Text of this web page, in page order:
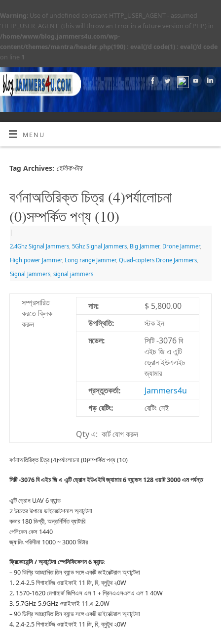
Warning: Use of undefined constant HTTP_USER_AGENT - assumed
'HTTP_USER_AGENT' (this will throw an Error in a future version of PHP) in
/home/www/blog.jammers4u.com/wp-
content/themes/mantra/header.php(190) : eval()'d code(1) : eval()'d code
on line 1
MENU
Tag Archives: হেলিকপ্টার
বর্ণনাঅতিরিক্ত চিত্র (4)পর্যালোচনা
(0)সম্পর্কিত পণ্য (10)
2.4Ghz Signal Jammers, 5Ghz Signal Jammers, Big Jammer, Drone Jammer,
High power Jammer, Long range Jammer, Quad-copters Drone Jammers,
Signal Jammers, signal jammers
সম্প্রসারিত
করতে ক্লিক
করুন
দাম:
$ 5,800.00
উপস্থিতি:
স্টক ইন
মডেল:
সিটি -3076 বি
এইচ জি এ এন্টি
ড্রোন ইউএএইচ
জ্যামার
প্রস্তুতকর্তা:
Jammers4u
গড় রেটিং:
রেটিং নেই
Qty এ: কার্ট যোগ করুন
বর্ণনাঅতিরিক্ত চিত্র (4)পর্যালোচনা (0)সম্পর্কিত পণ্য (10)
সিটি -3076 বি এইচ জি এ এন্টি ড্রোন ইউএইবি জ্যামার 6 ব্যান্ডস 128 ওয়াট 3000 এম পর্যন্ত
এন্টি ড্রোন UAV 6 ব্যান্ড
2 উচ্চতর উপায়ে ডাইরেক্টেশনাল অ্যান্টেনা
কভার 180 ডিগ্রী, অন্তর্নির্মিত ব্যাটারি
পেলিকেন কেস 1440
জ্যামিং পরিসীমা 1000 ~ 3000 মিটার
ফ্রিকোয়েন্সি / অ্যান্টেনা স্পেসিফিকেশন 6 ব্যান্ড:
– 90 ডিগ্রি আচ্ছাদিত তিন ব্যান্ড সঙ্গে একটি ডাইরেক্টরাল অ্যান্টেনা
1. 2.4-2.5 গিগাহার্টজ ওয়াইফাই 11 জি, বি, ব্লুটুথ ২0W
2. 1570-1620 মেগাহার্জ জিপিএস এল 1 + গ্রিনএএসএলএ এল 1 40W
3. 5.7GHz-5.9GHz ওয়াইফাই 11.এ 2.0W
– 90 ডিগ্রি আচ্ছাদিত তিন ব্যান্ড সঙ্গে একটি ডাইরেক্টরাল অ্যান্টেনা
4. 2.4-2.5 গিগাহার্টজ ওয়াইফাই 11 জি, বি, ব্লুটুথ ২0W